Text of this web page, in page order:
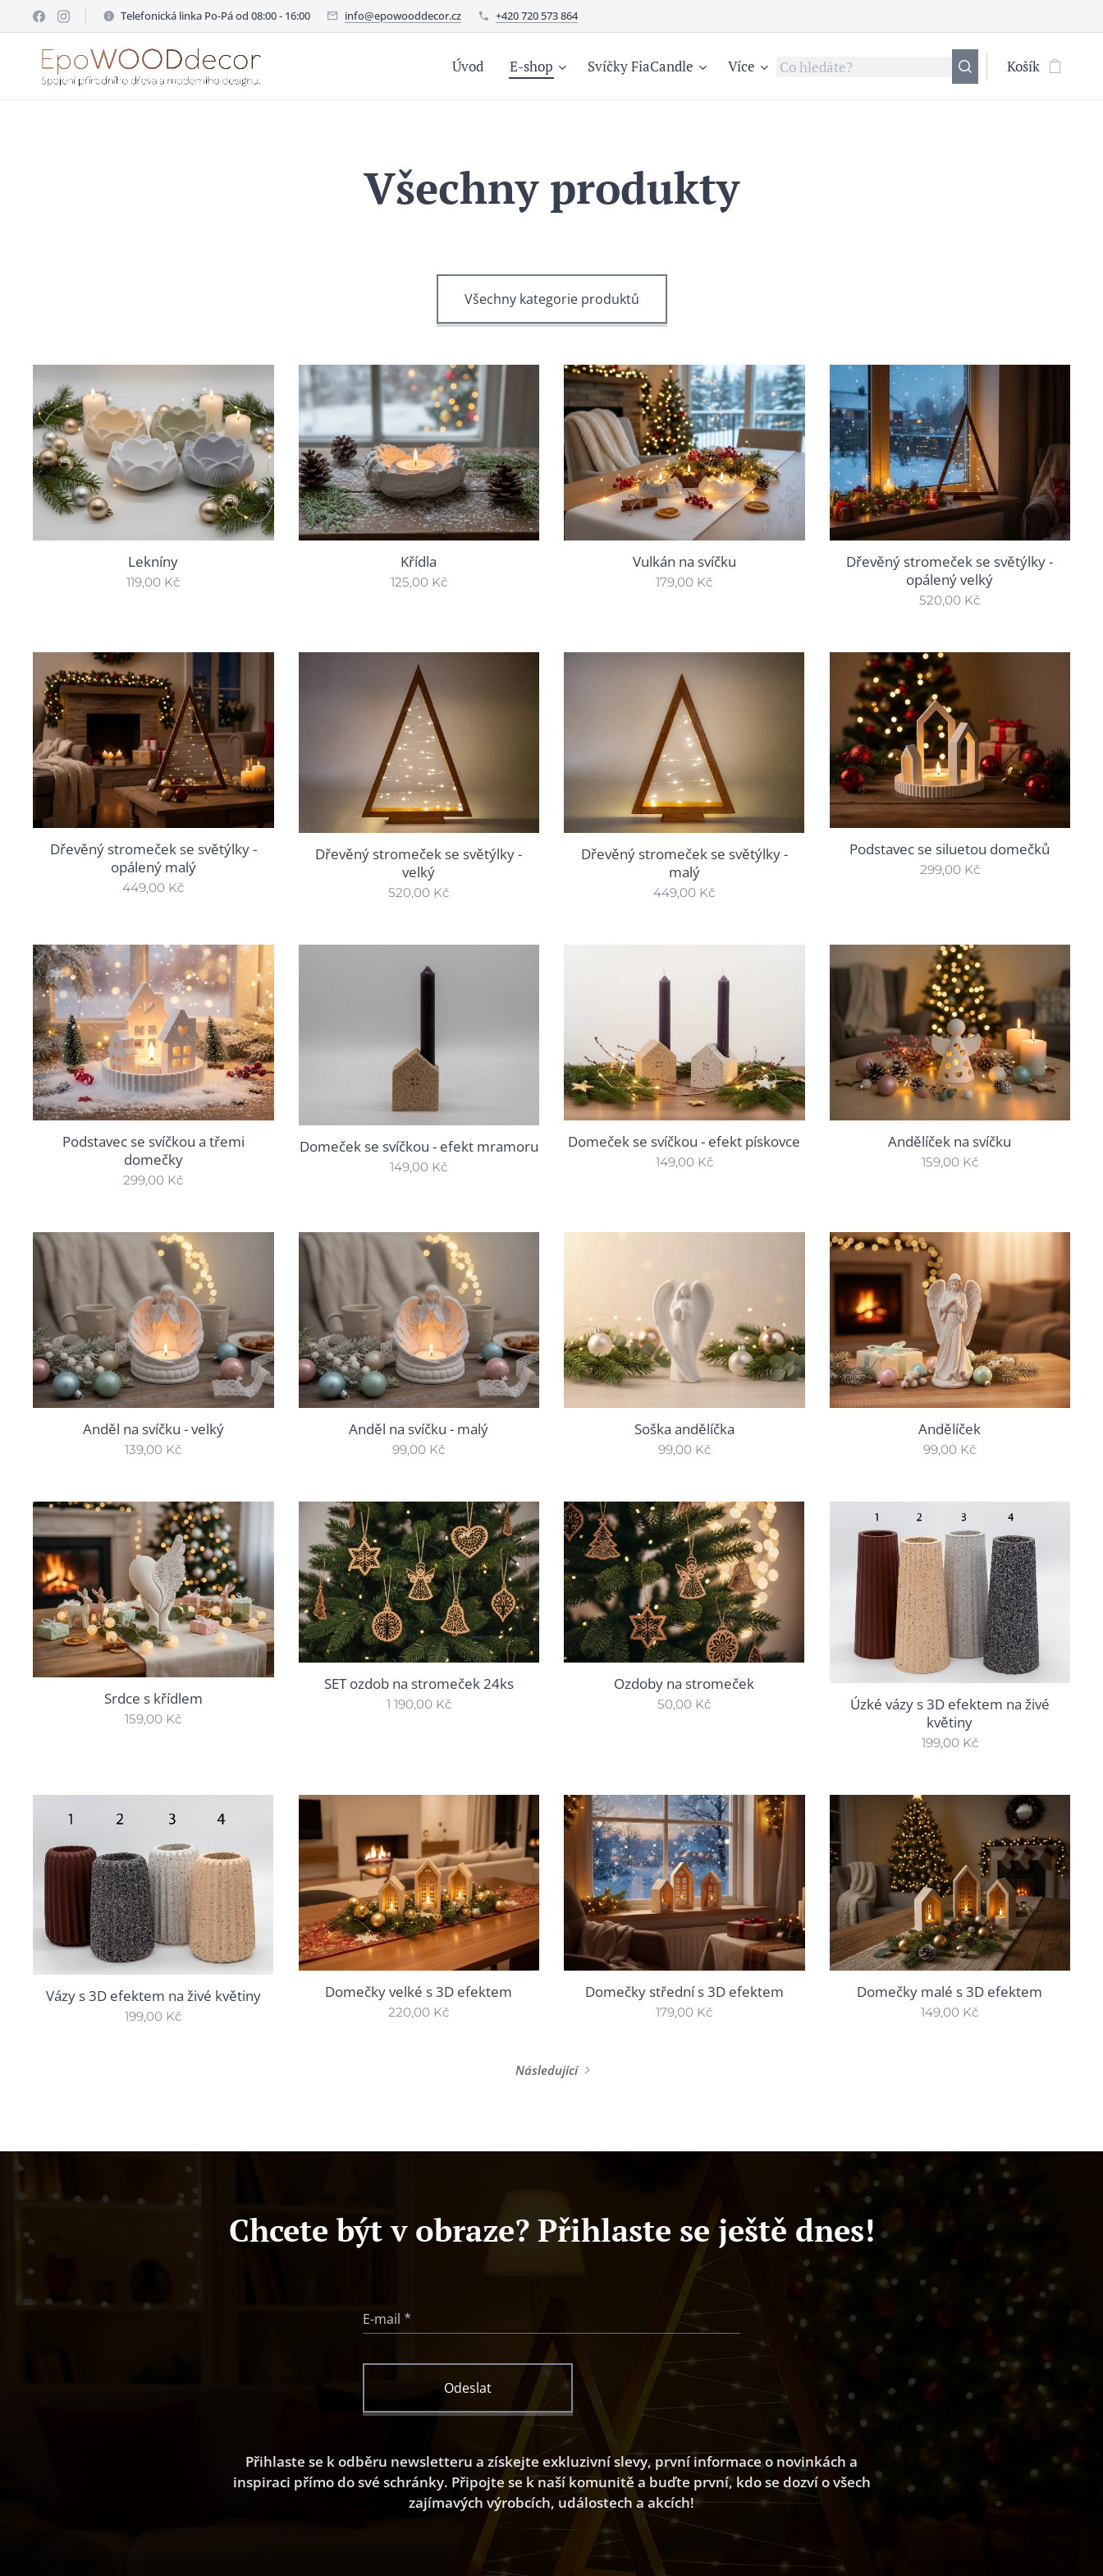
Telefonická linka Po-Pá od 08:00 - 16:00 info@epowooddecor.cz +420 720 573 864
Úvod E-shop Svíčky FiaCandle Více Košík
Všechny produkty
Všechny kategorie produktů
Lekníny
119,00 Kč
Křídla
125,00Kč
Vulkán na svíčku
179,00 Kč
Dřevěný stromeček se světýlky -
opálený velký
520,00 Kč
Dřevěný stromeček se světýlky -
opálený malý
449,00 Kč
Dřevěný stromeček se světýlky -
velký
520,00 Kč
Dřevěný stromeček se světýlky -
malý
449,00 Kč
Podstavec se siluetou domečků
299,00Kč
Podstavec se svíčkou a třemi
domečky
299,00 Kč
Domeček se svíčkou - efekt mramoru
149,00 Kč
Domeček se svíčkou - efekt pískovce
149,00Kč
Andělíček na svíčku
159,00Kč
Anděl na svíčku - velký
139,00 Kč
Anděl na svíčku - malý
99,00 Kč
Soška andělíčka
99,00Kč
Andělíček
99,00 Kč
Srdce s křídlem
159,00 Kč
SET ozdob na stromeček 24ks
1 190,00Kč
Ozdoby na stromeček
50,00 Kč
Úzké vázy s 3D efektem na živé
květiny
199,00Kč
Vázy s 3D efektem na živé květiny
199,00 Kč
Domečky velké s 3D efektem
220,00 Kč
Domečky střední s 3D efektem
179,00 Kč
Domečky malé s 3D efektem
149,00 Kč
Následující
Chcete být v obraze? Přihlaste se ještě dnes!
E-mail
Odeslat
Přihlaste se k odběru newsletteru a získejte exkluzivní slevy, první informace o novinkách a
inspiraci přímo do své schránky. Připojte se k naší komunitě a buďte první, kdo se dozví o všech
zajímavých výrobcích, událostech a akcích!